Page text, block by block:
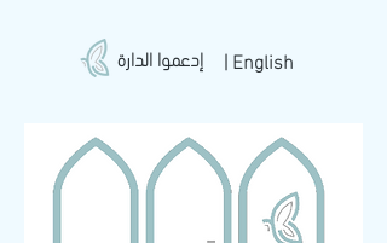
إدعموا الدارة | English